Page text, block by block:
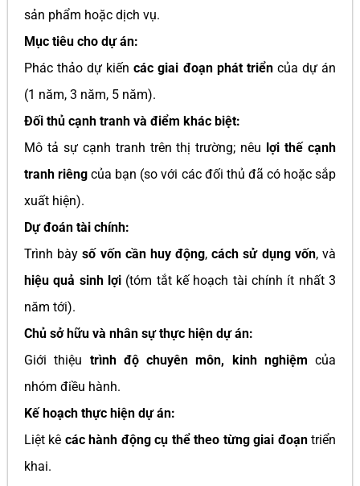
sản phẩm hoặc dịch vụ.
Mục tiêu cho dự án:
Phác thảo dự kiếncác giai đoạn phát triểncủa dự án
(1 năm, 3 năm, 5 năm).
Đối thủ cạnh tranh và điểm khác biệt:
Mô tả sự cạnh tranh trên thị trường; nêu lợi thế cạnh
tranh riêng của bạn (so với các đối thủ đã có hoặc sắp
xuất hiện).
Dự đoán tài chính:
Trình bàysố vốn cần huy động,cách sử dụng vốn, và
hiệu quả sinh lợi (tóm tắt kế hoạch tài chính ít nhất 3
năm tới).
Chủ sở hữu và nhân sự thực hiện dự án:
Giới thiệu trình độ chuyên môn, kinh nghiệm của
nhóm điều hành.
Kế hoạch thực hiện dự án:
Liệt kê các hành động cụ thể theo từng giai đoạntriển
khai.